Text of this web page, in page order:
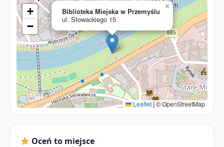
Biblioteka Miejska w Przemyślu
ul. Słowackiego 15
×
+
−
Leaflet|© OpenStreetMap
Oceń to miejsce